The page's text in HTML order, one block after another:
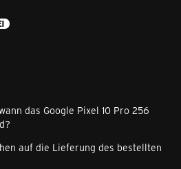
das Google Pixel 10 Pro 256
auf die Lieferung des bestellten